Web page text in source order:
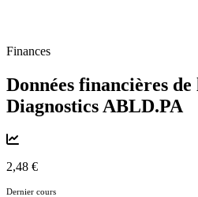
Finances
Données financières
Diagnostics ABLD.PA
2,48 €
Dernier cours